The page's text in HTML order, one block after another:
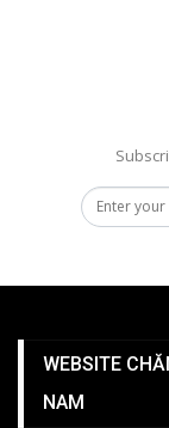
WEBSITE
NAM